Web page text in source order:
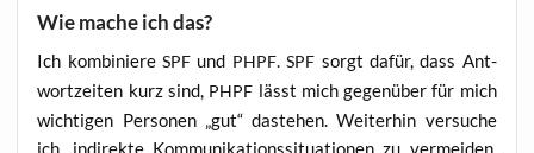
Wie mache ich das?
Ich kom­bi­nie­re SPF und PHPF. SPF sorgt dafür, dass Ant­
wort­zei­ten kurz sind, PHPF lässt mich gegen­über für mich
wich­ti­gen Per­so­nen „gut“ daste­hen. Wei­ter­hin ver­su­che
ich, indi­rek­te Kom­mu­ni­ka­ti­ons­si­tua­tio­nen zu ver­mei­den.